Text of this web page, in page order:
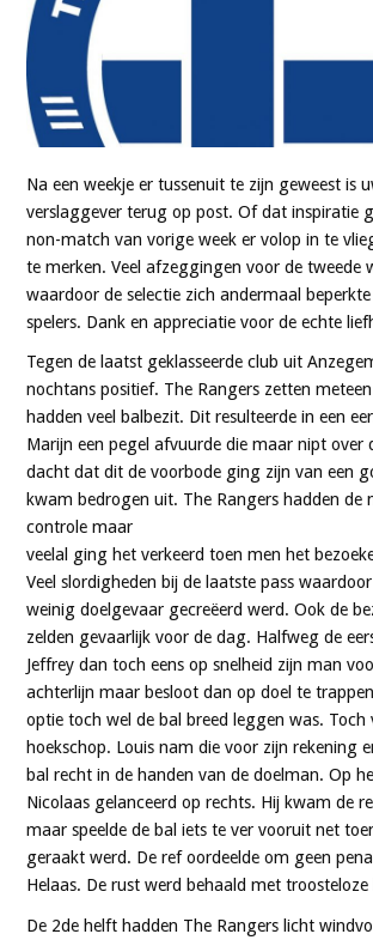
Na een weekje er tussenuit te zijn geweest is
verslaggever terug op post. Of dat inspiratie
non-match van vorige week er volop in te
te merken. Veel afzeggingen voor de tweede
waardoor de selectie zich andermaal
spelers. Dank en appreciatie voor de echte
Tegen de laatst geklasseerde club uit
nochtans positief. The Rangers zetten
hadden veel balbezit. Dit resulteerde in een
Marijn een pegel afvuurde die maar nipt over
dacht dat dit de voorbode ging zijn van een
kwam bedrogen uit. The Rangers hadden de
controle maar
veelal ging het verkeerd toen men het
Veel slordigheden bij de laatste pass
weinig doelgevaar gecreëerd werd. Ook de
zelden gevaarlijk voor de dag. Halfweg de
Jeffrey dan toch eens op snelheid zijn man
achterlijn maar besloot dan op doel te
optie toch wel de bal breed leggen was. Toch
hoekschop. Louis nam die voor zijn rekening
bal recht in de handen van de doelman. Op
Nicolaas gelanceerd op rechts. Hij kwam de
maar speelde de bal iets te ver vooruit net
geraakt werd. De ref oordeelde om geen
Helaas. De rust werd behaald met troosteloze
De 2de helft hadden The Rangers licht